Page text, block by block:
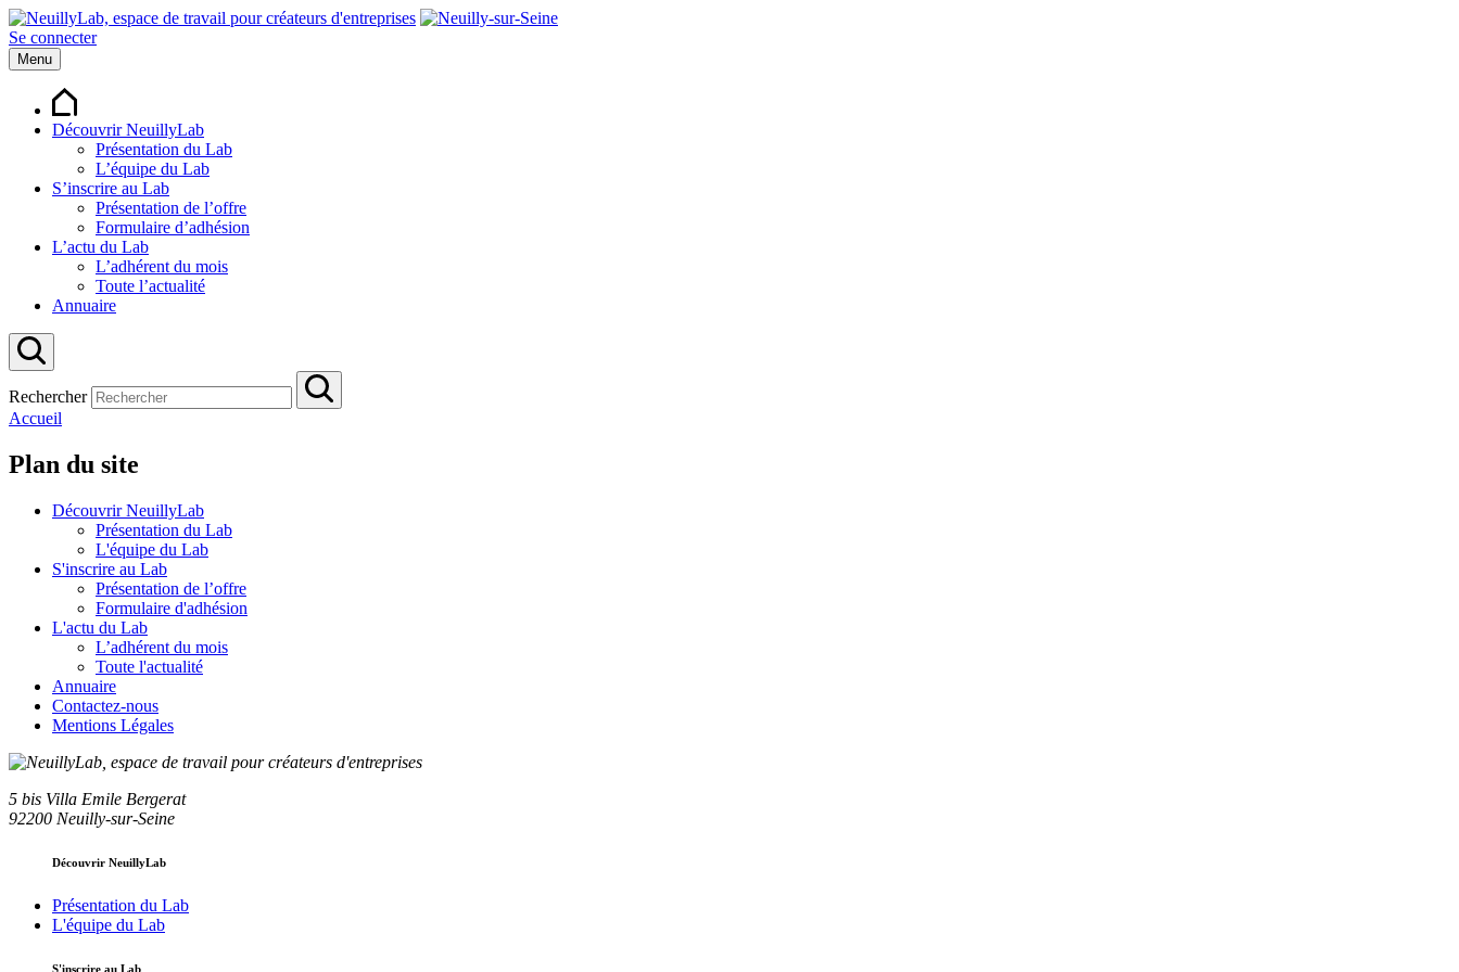
Se connecter
Menu
Découvrir NeuillyLab
Présentation du Lab
L’équipe du Lab
S’inscrire au Lab
Présentation de l’offre
Formulaire d’adhésion
L’actu du Lab
L’adhérent du mois
Toute l’actualité
Annuaire
Rechercher
Accueil
Plan du site
Découvrir NeuillyLab
Présentation du Lab
L'équipe du Lab
S'inscrire au Lab
Présentation de l’offre
Formulaire d'adhésion
L'actu du Lab
L’adhérent du mois
Toute l'actualité
Annuaire
Contactez-nous
Mentions Légales
5 bis Villa Emile Bergerat
92200 Neuilly-sur-Seine
Découvrir NeuillyLab
Présentation du Lab
L'équipe du Lab
S'inscrire au Lab